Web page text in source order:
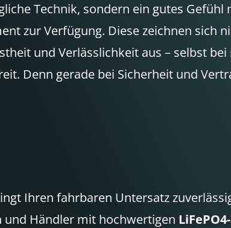
Technik, sondern ein gutes Gefühl
zur Verfügung. Diese zeichnen sich
und Verlässlichkeit aus – selbst
Denn gerade bei Sicherheit und
Ihren fahrbaren Untersatz
und Händler mit hochwertigen